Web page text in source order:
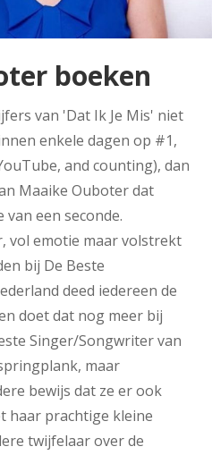
boeken
van 'Dat Ik Je Mis' niet
enkele dagen op #1,
and counting), dan
Maaike Ouboter dat
een seconde.
vol emotie maar volstrekt
bij De Beste
deed iedereen de
doet dat nog meer bij
Singer/Songwriter van
maar
bewijs dat ze er ook
haar prachtige kleine
twijfelaar over de